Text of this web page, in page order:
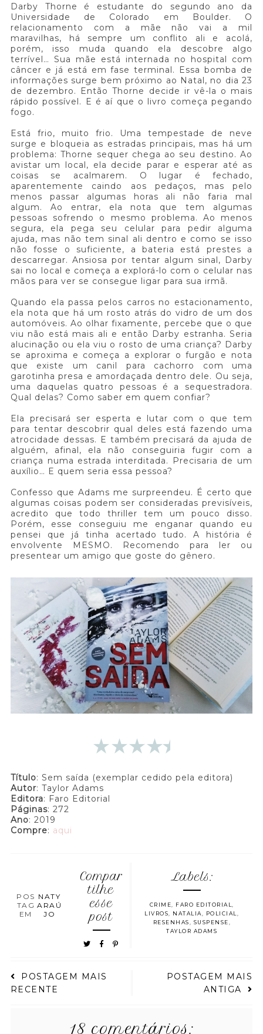
Darby Thorne é estudante do segundo ano da
Universidade de Colorado em Boulder. O
relacionamento com a mãe não vai a mil
maravilhas, há sempre um conflito ali e acolá,
porém, isso muda quando ela descobre algo
terrível… Sua mãe está internada no hospital com
câncer e já está em fase terminal. Essa bomba de
informações surge bem próximo ao Natal, no dia 23
de dezembro. Então Thorne decide ir vê-la o mais
rápido possível. E é aí que o livro começa pegando
fogo.
Está frio, muito frio. Uma tempestade de neve
surge e bloqueia as estradas principais, mas há um
problema: Thorne sequer chega ao seu destino. Ao
avistar um local, ela decide parar e esperar até as
coisas se acalmarem. O lugar é fechado,
aparentemente caindo aos pedaços, mas pelo
menos passar algumas horas ali não faria mal
algum. Ao entrar, ela nota que tem algumas
pessoas sofrendo o mesmo problema. Ao menos
segura, ela pega seu celular para pedir alguma
ajuda, mas não tem sinal ali dentro e como se isso
não fosse o suficiente, a bateria está prestes a
descarregar. Ansiosa por tentar algum sinal, Darby
sai no local e começa a explorá-lo com o celular nas
mãos para ver se consegue ligar para sua irmã.
Quando ela passa pelos carros no estacionamento,
ela nota que há um rosto atrás do vidro de um dos
automóveis. Ao olhar fixamente, percebe que o que
viu não está mais ali e então Darby estranha. Seria
alucinação ou ela viu o rosto de uma criança? Darby
se aproxima e começa a explorar o furgão e nota
que existe um canil para cachorro com uma
garotinha presa e amordaçada dentro dele. Ou seja,
uma daquelas quatro pessoas é a sequestradora.
Qual delas? Como saber em quem confiar?
Ela precisará ser esperta e lutar com o que tem
para tentar descobrir qual deles está fazendo uma
atrocidade dessas. E também precisará da ajuda de
alguém, afinal, ela não conseguiria fugir com a
criança numa estrada interditada. Precisaria de um
auxílio… E quem seria essa pessoa?
Confesso que Adams me surpreendeu. É certo que
algumas coisas podem ser consideradas previsíveis,
acredito que todo thriller tem um pouco disso.
Porém, esse conseguiu me enganar quando eu
pensei que já tinha acertado tudo. A história é
envolvente MESMO. Recomendo para ler ou
presentear um amigo que goste do gênero.
Título: Sem saída (exemplar cedido pela editora)
Autor: Taylor Adams
Editora: Faro Editorial
Páginas: 272
Ano: 2019
Compre: aqui
POS
TAG
EM
NATY
ARAÚ
JO
Compar
tilhe
esse
post
Labels:
CRIME FARO EDITORIAL
LIVROS
NATALIA POLICIAL
RESENHAS
SUSPENSE
TAYLOR ADAMS
POSTAGEM MAIS
RECENTE
POSTAGEM MAIS
ANTIGA
18 comentários: